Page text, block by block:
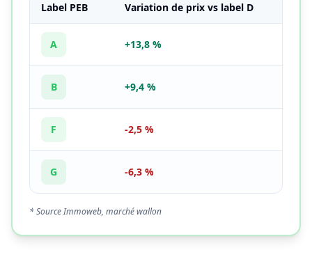
Label PEB Variation de prix vs label D
A +13,8 %
B +9,4 %
F -2,5 %
G -6,3 %
* Source Immoweb, marché wallon